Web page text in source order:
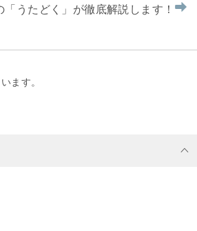
うたどく」が徹底解説します！
ます。